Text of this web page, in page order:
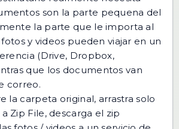
son la parte pequena del
la parte que le importa al
y videos pueden viajar en un
(Drive, Dropbox,
que los documentos van
correo.
la carpeta original, arrastra solo
Zip File, descarga el zip